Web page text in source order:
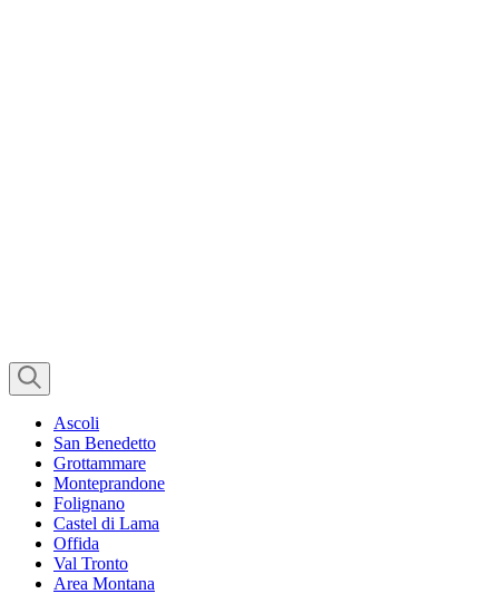
Ascoli
San Benedetto
Grottammare
Monteprandone
Folignano
Castel di Lama
Offida
Val Tronto
Area Montana